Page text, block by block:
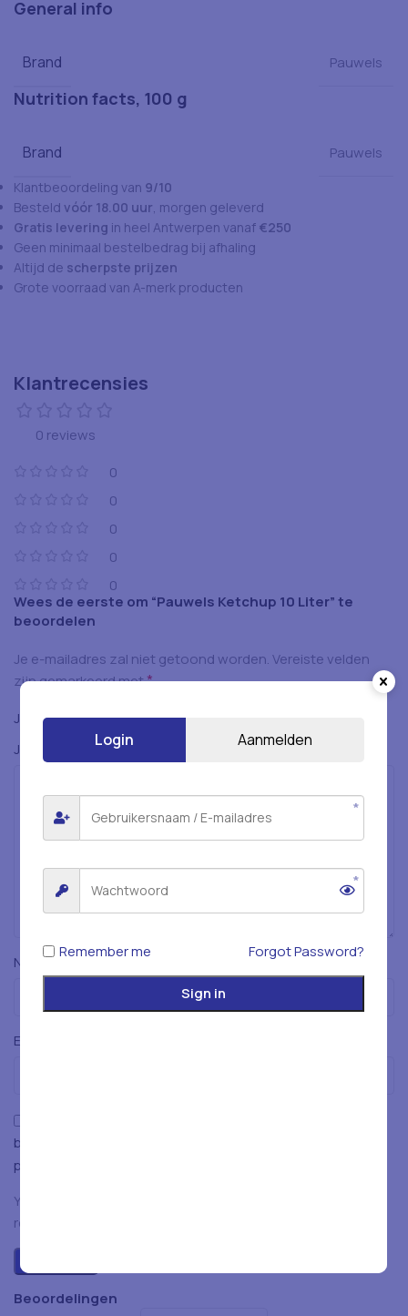
General info
Brand Pauwels
Nutrition facts, 100 g
Brand Pauwels
Klantbeoordeling van 9/10
Besteld vóór 18.00 uur, morgen geleverd
Gratis levering in heel Antwerpen vanaf €250
Geen minimaal bestelbedrag bij afhaling
Altijd de scherpste prijzen
Grote voorraad van A-merk producten
Klantrecensies
0 reviews
0
0
0
0
0
Beoordelingen
Wees de eerste om “Pauwels Ketchup 10 Liter” te
beoordelen
Je e-mailadres zal niet getoond worden.Vereiste velden
zijn gemarkeerd met*
Je beoordeling*
Je beoordeling*
Naam*
E-mail
browser voor de volgende keer wanneer ik een reactie
plaats.
You have to be logged in to be able to add photos to your
review.
Login Aanmelden
Remember me Forgot Password?
Sign in